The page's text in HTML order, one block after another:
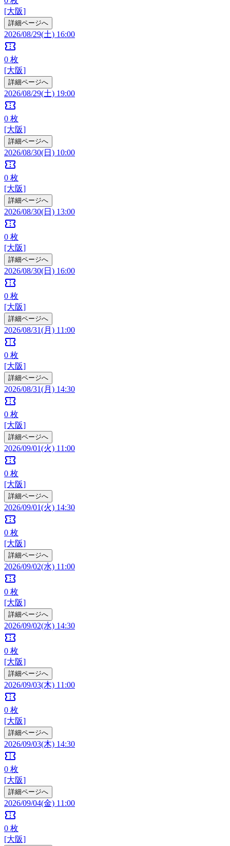
[大阪]
詳細ページへ
2026/08/29(土) 16:00
confirmation_number
0 枚
[大阪]
詳細ページへ
2026/08/29(土) 19:00
confirmation_number
0 枚
[大阪]
詳細ページへ
2026/08/30(日) 10:00
confirmation_number
0 枚
[大阪]
詳細ページへ
2026/08/30(日) 13:00
confirmation_number
0 枚
[大阪]
詳細ページへ
2026/08/30(日) 16:00
confirmation_number
0 枚
[大阪]
詳細ページへ
2026/08/31(月) 11:00
confirmation_number
0 枚
[大阪]
詳細ページへ
2026/08/31(月) 14:30
confirmation_number
0 枚
[大阪]
詳細ページへ
2026/09/01(火) 11:00
confirmation_number
0 枚
[大阪]
詳細ページへ
2026/09/01(火) 14:30
confirmation_number
0 枚
[大阪]
詳細ページへ
2026/09/02(水) 11:00
confirmation_number
0 枚
[大阪]
詳細ページへ
2026/09/02(水) 14:30
confirmation_number
0 枚
[大阪]
詳細ページへ
2026/09/03(木) 11:00
confirmation_number
0 枚
[大阪]
詳細ページへ
2026/09/03(木) 14:30
confirmation_number
0 枚
[大阪]
詳細ページへ
2026/09/04(金) 11:00
confirmation_number
0 枚
[大阪]